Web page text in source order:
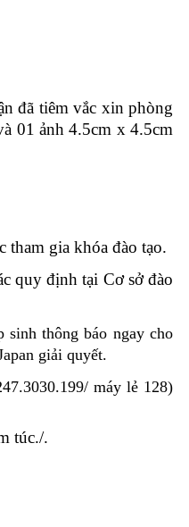
đã tiêm vắc xin phòng
01 ảnh 4.5cm x 4.5cm
gia khóa đào tạo.
quy định tại Cơ sở đào
sinh thông báo ngay cho
giải quyết.
máy lẻ 128)
túc./.